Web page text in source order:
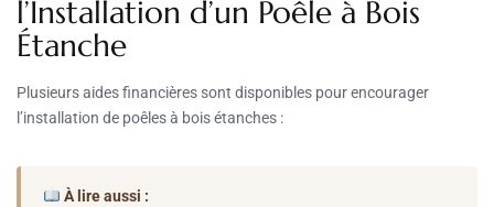
l’Installation d’un Poêle à Bois
Étanche
Plusieurs aides financières sont disponibles pour encourager
l’installation de poêles à bois étanches :
À lire aussi :